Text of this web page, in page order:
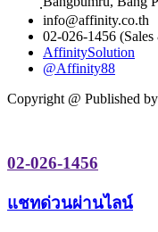
info@affinity.co.th
02-026-1456
AffinitySolution
@Affinity88
Copyright @ Published
02-026-1456
แชทด่วนผ่านไลน์